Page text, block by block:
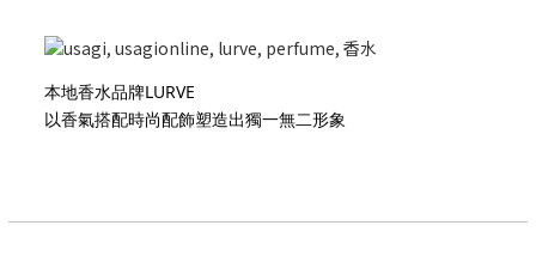
本地香水品牌LURVE
以香氣搭配時尚配飾塑造出獨一無二形象